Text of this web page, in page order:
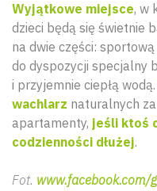
Wyjątkowe miejsce, w
dzieci będą się świetnie
na dwie części:
do dyspozycji specjalny
i przyjemnie ciepłą wodą.
wachlarz naturalnych
apartamenty, jeśli ktoś
codzienności dłużej.
Fot. www.facebook.com/